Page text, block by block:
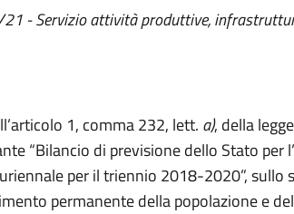
- Servizio attività produttive,
1, comma 232, lett. a), della
“Bilancio di previsione dello Stato per
per il triennio 2018-2020”, sullo
permanente della popolazione e